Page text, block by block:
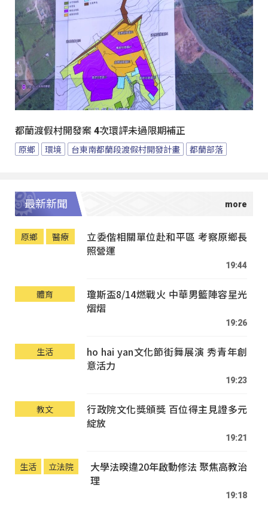
都蘭渡假村開發案 4次環評未過限期補正
原鄉 環境 台東南都蘭段渡假村開發計畫 都蘭部落
最新新聞
原鄉 醫療
立委偕相關單位赴和平區 考察原鄉長
照營運
19:44
體育
瓊斯盃8/14燃戰火 中華男籃陣容星光
熠熠
19:26
生活
ho hai yan文化節街舞展演 秀青年創
意活力
19:23
教文
行政院文化獎頒獎 百位得主見證多元
綻放
19:21
生活 立法院
大學法暌違20年啟動修法 聚焦高教治
理
19:18